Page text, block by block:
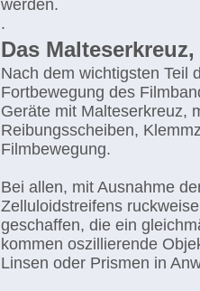
werden.
.
Das
Nach dem wichtigsten Teil
Fortbewegung des
Geräte mit Malteserkreuz,
Reibungsscheiben,
Filmbewegung.
Bei allen, mit Ausnahme
Zelluloidstreifens
geschaffen, die ein
kommen oszillierende
Linsen oder Prismen in